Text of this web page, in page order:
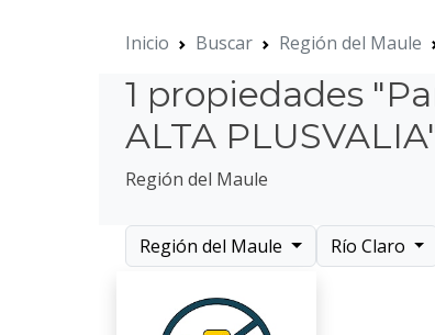
Inicio Buscar Región del Maule
1 propiedades
ALTA
Región del Maule
Región del Maule Río Claro